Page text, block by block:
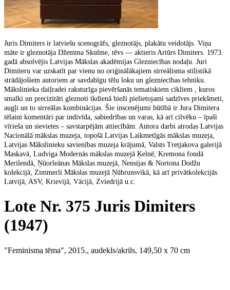
Juris Dimiters ir latviešu scenogrāfs, gleznotājs, plakātu veidotājs. Viņa
māte ir gleznotāja Džemma Skulme, tēvs — aktieris Artūrs Dimiters. 1973.
gadā absolvējis Latvijas Mākslas akadēmijas Glezniecības nodaļu. Juri
Dimiteru var uzskatīt par vienu no oriģinālākajiem sirreālisma stilistikā
strādājošiem autoriem ar savdabīgu tēlu loku un glezniecības tehniku.
Mākslinieka daiļradei raksturīga pievēršanās tematiskiem cikliem , kuros
smalki un precizitāti gleznoti ikdienā bieži pielietojami sadzīves priekšmeti,
augļi un to sirreālas kombinācijas. Šie inscenējumi būtībā ir Jura Dimitera
tēlaini komentāri par indivīda, sabiedrības un varas, kā arī cilvēku – īpaši
vīrieša un sievietes – savstarpējām attiecībām. Autora darbi atrodas Latvijas
Nacionālā mākslas muzeja, topošā Latvijas Laikmetīgās mākslas muzeja,
Latvijas Mākslinieku savienības muzeja krājumā, Valsts Tretjakova galerijā
Maskavā, Ludviga Modernās mākslas muzejā Ķelnē, Kremona fondā
Merilendā, Ņūorleānas Mākslas muzejā, Nensijas & Nortona Dodžu
kolekcijā, Zimmerli Mākslas muzejā Ņūbrunsvikā, kā arī privātkolekcijās
Latvijā, ASV, Krievijā, Vācijā, Zviedrijā u.c.
Lote Nr. 375 Juris Dimiters
(1947)
"Feminisma tēma", 2015., audekls/akrils, 149,50 x 70 cm